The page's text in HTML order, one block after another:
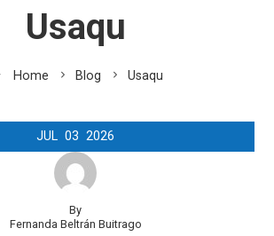
Usaqu
Home Blog Usaqu
JUL 03 2026
By
Fernanda Beltrán Buitrago